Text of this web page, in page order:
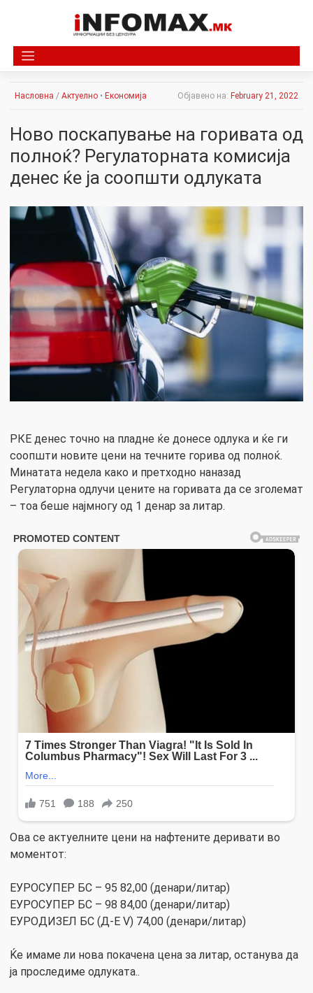
Насловна / Актуелно • Економија Објавено на: February 21, 2022
Ново поскапување на горивата од
полноќ? Регулаторната комисија
денес ќе ја соопшти одлуката
РКЕ денес точно на пладне ќе донесе одлука и ќе ги
соопшти новите цени на течните горива од полноќ.
Минатата недела како и претходно наназад
Регулаторна одлучи цените на горивата да се зголемат
– тоа беше најмногу од 1 денар за литар.
Ова се актуелните цени на нафтените деривати во
моментот:
ЕУРОСУПЕР БС – 95 82,00 (денари/литар)
ЕУРОСУПЕР БС – 98 84,00 (денари/литар)
ЕУРОДИЗЕЛ БС (Д-Е V) 74,00 (денари/литар)
Ќе имаме ли нова покачена цена за литар, останува да
ја проследиме одлуката..